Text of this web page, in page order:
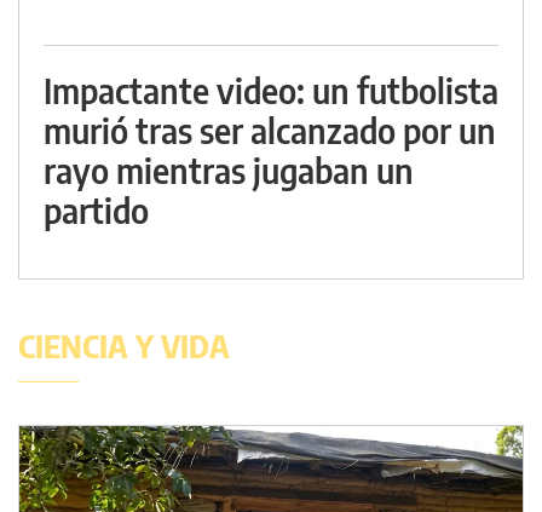
Impactante video: un futbolista
murió tras ser alcanzado por un
rayo mientras jugaban un
partido
CIENCIA Y VIDA